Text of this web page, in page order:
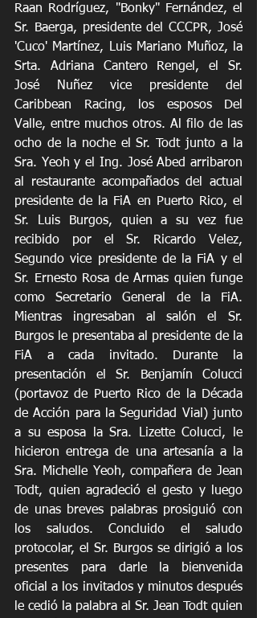
Raan Rodríguez, "Bonky" Fernández, el
Sr. Baerga, presidente del CCCPR, José
'Cuco' Martínez, Luis Mariano Muñoz, la
Srta. Adriana Cantero Rengel, el Sr.
José Nuñez vice presidente del
Caribbean Racing, los esposos Del
Valle, entre muchos otros. Al filo de las
ocho de la noche el Sr. Todt junto a la
Sra. Yeoh y el Ing. José Abed arribaron
al restaurante acompañados del actual
presidente de la FiA en Puerto Rico, el
Sr. Luis Burgos, quien a su vez fue
recibido por el Sr. Ricardo Velez,
Segundo vice presidente de la FiA y el
Sr. Ernesto Rosa de Armas quien funge
como Secretario General de la FiA.
Mientras ingresaban al salón el Sr.
Burgos le presentaba al presidente de la
FiA a cada invitado. Durante la
presentación el Sr. Benjamín Colucci
(portavoz de Puerto Rico de la Década
de Acción para la Seguridad Vial) junto
a su esposa la Sra. Lizette Colucci, le
hicieron entrega de una artesanía a la
Sra. Michelle Yeoh, compañera de Jean
Todt, quien agradeció el gesto y luego
de unas breves palabras prosiguió con
los saludos. Concluido el saludo
protocolar, el Sr. Burgos se dirigió a los
presentes para darle la bienvenida
oficial a los invitados y minutos después
le cedió la palabra al Sr. Jean Todt quien